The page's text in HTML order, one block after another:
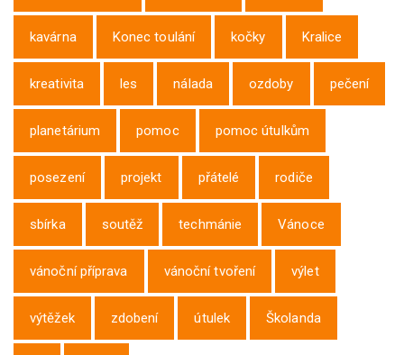
kavárna Konec toulání kočky Kralice
kreativita les nálada ozdoby pečení
planetárium pomoc pomoc útulkům
posezení projekt přátelé rodiče
sbírka soutěž techmánie Vánoce
vánoční příprava vánoční tvoření výlet
výtěžek zdobení útulek Školanda